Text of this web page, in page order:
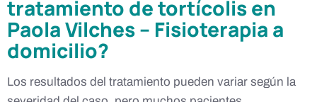
tratamiento de tortícolis en
Paola Vilches – Fisioterapia a
domicilio?
Los resultados del tratamiento pueden variar según la